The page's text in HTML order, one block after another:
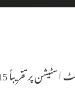
15 منٹ تک روک دیا گیا۔